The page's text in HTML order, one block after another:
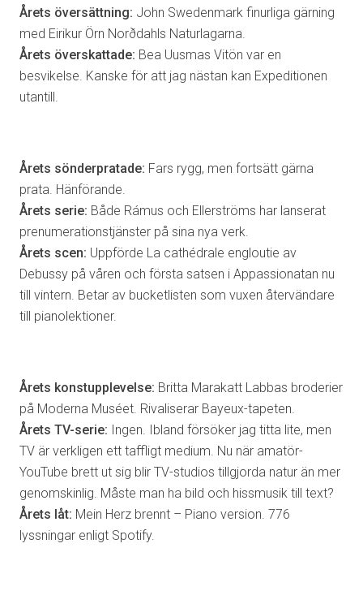
Årets översättning: John Swedenmark finurliga gärning
med Eirikur Örn Norðdahls Naturlagarna.
Årets överskattade: Bea Uusmas Vitön var en
besvikelse. Kanske för att jag nästan kan Expeditionen
utantill.
Årets sönderpratade: Fars rygg, men fortsätt gärna
prata. Hänförande.
Årets serie: Både Rámus och Ellerströms har lanserat
prenumerationstjänster på sina nya verk.
Årets scen: Uppförde La cathédrale engloutie av
Debussy på våren och första satsen i Appassionatan nu
till vintern. Betar av bucketlisten som vuxen återvändare
till pianolektioner.
Årets konstupplevelse: Britta Marakatt Labbas broderier
på Moderna Muséet. Rivaliserar Bayeux-tapeten.
Årets TV-serie: Ingen. Ibland försöker jag titta lite, men
TV är verkligen ett taffligt medium. Nu när amatör-
YouTube brett ut sig blir TV-studios tillgjorda natur än mer
genomskinlig. Måste man ha bild och hissmusik till text?
Årets låt: Mein Herz brennt – Piano version. 776
lyssningar enligt Spotify.